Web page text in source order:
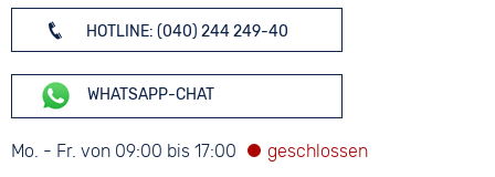
HOTLINE: (040) 244 249-40
WHATSAPP-CHAT
Mo. - Fr. von 09:00 bis 17:00